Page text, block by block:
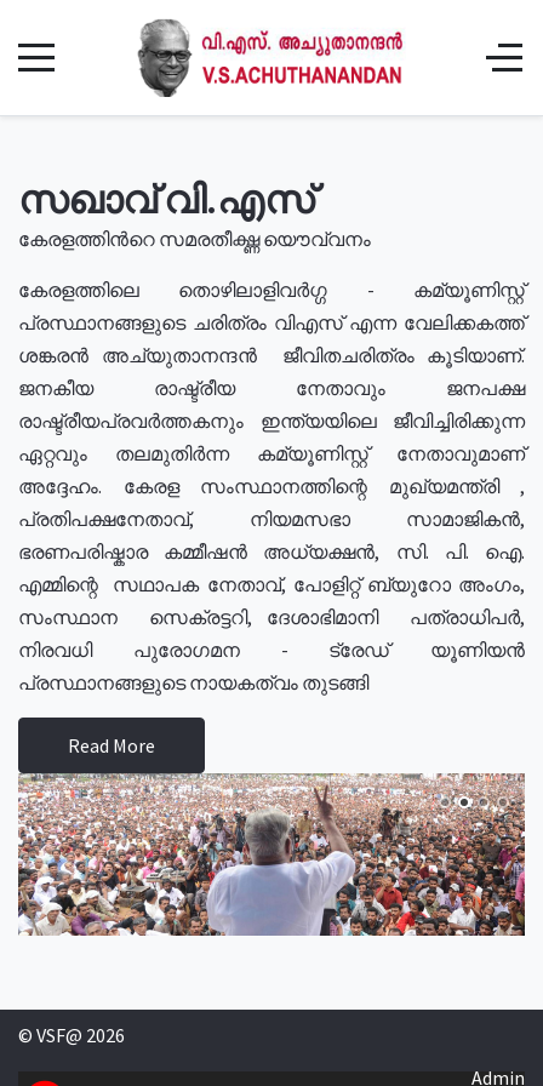
സഖാവ് വി.എസ്
കേരളത്തിൻറെ സമരതീക്ഷ്ണ യൌവ്വനം
കേരളത്തിലെ തൊഴിലാളിവർഗ്ഗ - കമ്യൂണിസ്റ്റ്
പ്രസ്ഥാനങ്ങളുടെ ചരിത്രം വിഎസ് എന്ന വേലിക്കകത്ത്
ശങ്കരൻ അച്യുതാനന്ദൻ ജീവിതചരിത്രം കൂടിയാണ്.
ജനകീയ രാഷ്ട്രീയ നേതാവും ജനപക്ഷ
രാഷ്ട്രീയപ്രവർത്തകനും ഇന്ത്യയിലെ ജീവിച്ചിരിക്കുന്ന
ഏറ്റവും തലമുതിർന്ന കമ്യൂണിസ്റ്റ് നേതാവുമാണ്
അദ്ദേഹം. കേരള സംസ്ഥാനത്തിന്റെ മുഖ്യമന്ത്രി ,
പ്രതിപക്ഷനേതാവ്, നിയമസഭാ സാമാജികൻ,
ഭരണപരിഷ്കാര കമ്മീഷൻ അധ്യക്ഷൻ, സി. പി. ഐ.
എമ്മിന്റെ സഥാപക നേതാവ്, പോളിറ്റ് ബ്യുറോ അംഗം,
സംസ്ഥാന സെക്രട്ടറി, ദേശാഭിമാനി പത്രാധിപർ,
നിരവധി പുരോഗമന - ട്രേഡ് യൂണിയൻ
പ്രസ്ഥാനങ്ങളുടെ നായകത്വം തുടങ്ങി
Read More
© VSF@ 2026
Admin